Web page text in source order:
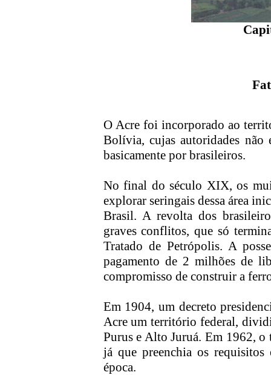
O Acre foi incorporado ao
Bolívia, cujas autoridades não
basicamente por brasileiros.
No final do século XIX, os
explorar seringais dessa área
Brasil. A revolta dos
graves conflitos, que só
Tratado de Petrópolis. A
pagamento de 2 milhões de
compromisso de construir a
Em 1904, um decreto
Acre um território federal,
Purus e Alto Juruá. Em 1962,
já que preenchia os requisitos
época.